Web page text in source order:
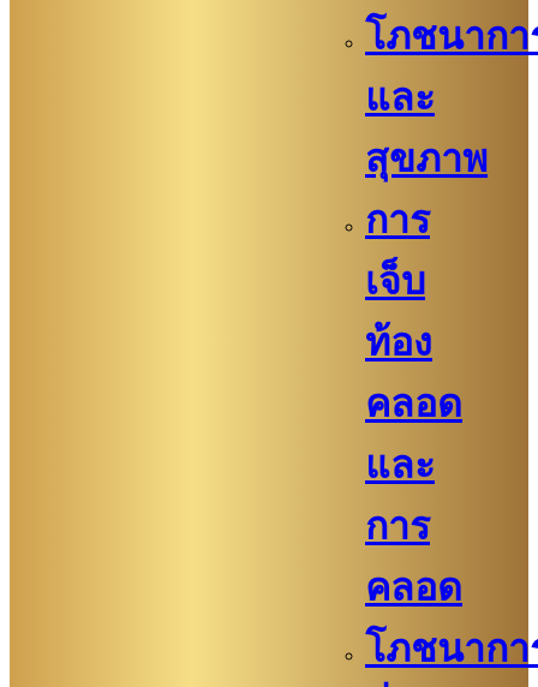
โภชนากา
และ
สุขภาพ
การ
เจ็บ
ท้อง
คลอด
และ
การ
คลอด
โภชนากา